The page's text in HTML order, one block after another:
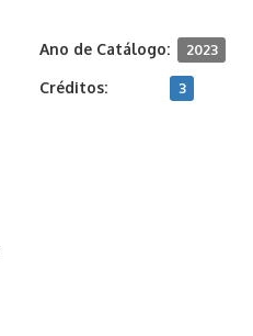
Ano de Catálogo: 2023
Créditos: 3